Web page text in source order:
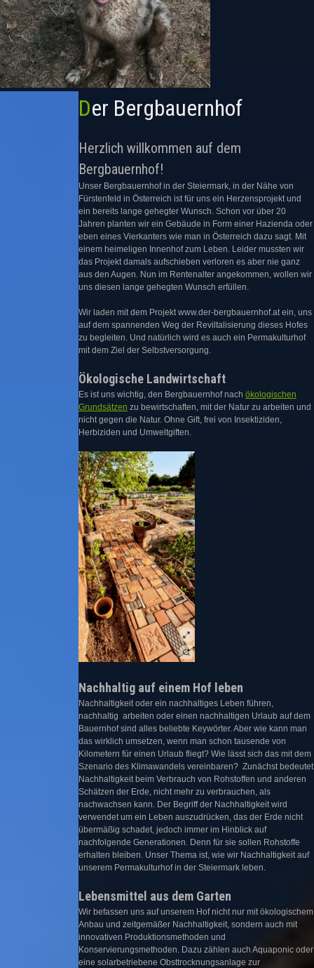
Der Bergbauernhof
Herzlich willkommen auf dem
Bergbauernhof!
Unser Bergbauernhof in der Steiermark, in der Nähe von
Fürstenfeld in Österreich ist für uns ein Herzensprojekt und
ein bereits lange gehegter Wunsch. Schon vor über 20
Jahren planten wir ein Gebäude in Form einer Hazienda oder
eben eines Vierkanters wie man in Österreich dazu sagt. Mit
einem heimeligen Innenhof zum Leben. Leider mussten wir
das Projekt damals aufschieben verloren es aber nie ganz
aus den Augen. Nun im Rentenalter angekommen, wollen wir
uns diesen lange gehegten Wunsch erfüllen.
Wir laden mit dem Projekt www.der-bergbauernhof.at ein, uns
auf dem spannenden Weg der Reviltalisierung dieses Hofes
zu begleiten. Und natürlich wird es auch ein Permakulturhof
mit dem Ziel der Selbstversorgung.
Ökologische Landwirtschaft
Es ist uns wichtig, den Bergbauernhof nach ökologischen
Grundsätzen zu bewirtschaften, mit der Natur zu arbeiten und
nicht gegen die Natur. Ohne Gift, frei von Insektiziden,
Herbiziden und Umweltgiften.
Nachhaltig auf einem Hof leben
Nachhaltigkeit oder ein nachhaltiges Leben führen,
nachhaltig arbeiten oder einen nachhaltigen Urlaub auf dem
Bauernhof sind alles beliebte Keywörter. Aber wie kann man
das wirklich umsetzen, wenn man schon tausende von
Kilometern für einen Urlaub fliegt? Wie lässt sich das mit dem
Szenario des Klimawandels vereinbaren? Zunächst bedeutet
Nachhaltigkeit beim Verbrauch von Rohstoffen und anderen
Schätzen der Erde, nicht mehr zu verbrauchen, als
nachwachsen kann. Der Begriff der Nachhaltigkeit wird
verwendet um ein Leben auszudrücken, das der Erde nicht
übermäßig schadet, jedoch immer im Hinblick auf
nachfolgende Generationen. Denn für sie sollen Rohstoffe
erhalten bleiben. Unser Thema ist, wie wir Nachhaltigkeit auf
unserem Permakulturhof in der Steiermark leben.
Lebensmittel aus dem Garten
Wir befassen uns auf unserem Hof nicht nur mit ökologischem
Anbau und zeitgemäßer Nachhaltigkeit, sondern auch mit
innovativen Produktionsmethoden und
Konservierungsmethoden. Dazu zählen auch Aquaponic oder
eine solarbetriebene Obsttrocknungsanlage zur